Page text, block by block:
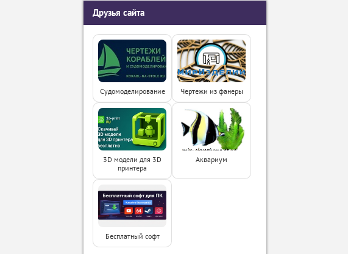
Друзья сайта
Судомоделирование Чертежи из фанеры
3D модели для 3D
принтера
Аквариум
Бесплатный софт